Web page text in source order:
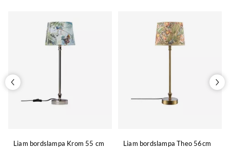
Liam bordslampa Krom 55 cm Liam bordslampa Theo 56cm